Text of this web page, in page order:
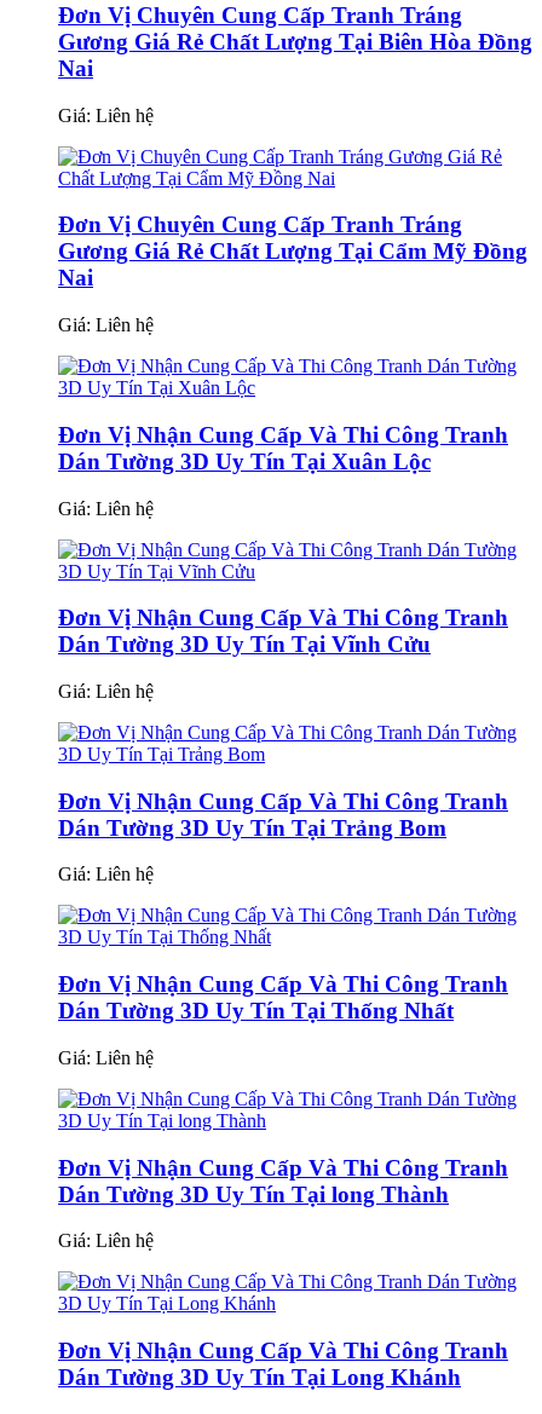
Đơn Vị Chuyên Cung Cấp Tranh Tráng
Gương Giá Rẻ Chất Lượng Tại Biên Hòa Đồng
Nai
Giá: Liên hệ
Đơn Vị Chuyên Cung Cấp Tranh Tráng
Gương Giá Rẻ Chất Lượng Tại Cẩm Mỹ Đồng
Nai
Giá: Liên hệ
Đơn Vị Nhận Cung Cấp Và Thi Công Tranh
Dán Tường 3D Uy Tín Tại Xuân Lộc
Giá: Liên hệ
Đơn Vị Nhận Cung Cấp Và Thi Công Tranh
Dán Tường 3D Uy Tín Tại Vĩnh Cửu
Giá: Liên hệ
Đơn Vị Nhận Cung Cấp Và Thi Công Tranh
Dán Tường 3D Uy Tín Tại Trảng Bom
Giá: Liên hệ
Đơn Vị Nhận Cung Cấp Và Thi Công Tranh
Dán Tường 3D Uy Tín Tại Thống Nhất
Giá: Liên hệ
Đơn Vị Nhận Cung Cấp Và Thi Công Tranh
Dán Tường 3D Uy Tín Tại long Thành
Giá: Liên hệ
Đơn Vị Nhận Cung Cấp Và Thi Công Tranh
Dán Tường 3D Uy Tín Tại Long Khánh